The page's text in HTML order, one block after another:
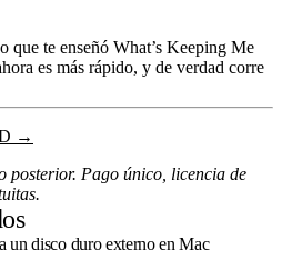
que te enseñó What’s Keeping Me
es más rápido, y de verdad corre
→
posterior. Pago único, licencia de
un disco duro externo en Mac